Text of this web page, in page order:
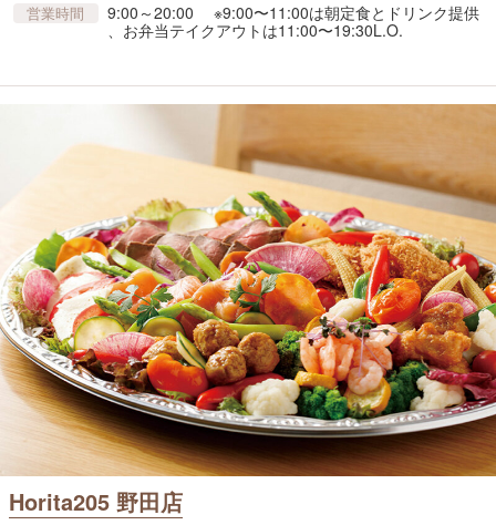
営業時間
9:00～20:00 ※9:00〜11:00は朝定食とドリンク提供
、お弁当テイクアウトは11:00〜19:30L.O.
Horita205 野田店